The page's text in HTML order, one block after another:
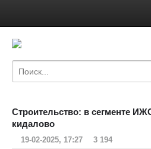
Строительство: в сегменте
кидалово
19-02-2025, 17:27 3 194